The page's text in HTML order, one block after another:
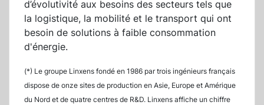
d’évolutivité aux besoins des secteurs tels que
la logistique, la mobilité et le transport qui ont
besoin de solutions à faible consommation
d'énergie.
(*) Le groupe Linxens fondé en 1986 par trois ingénieurs français
dispose de onze sites de production en Asie, Europe et Amérique
du Nord et de quatre centres de R&D. Linxens affiche un chiffre